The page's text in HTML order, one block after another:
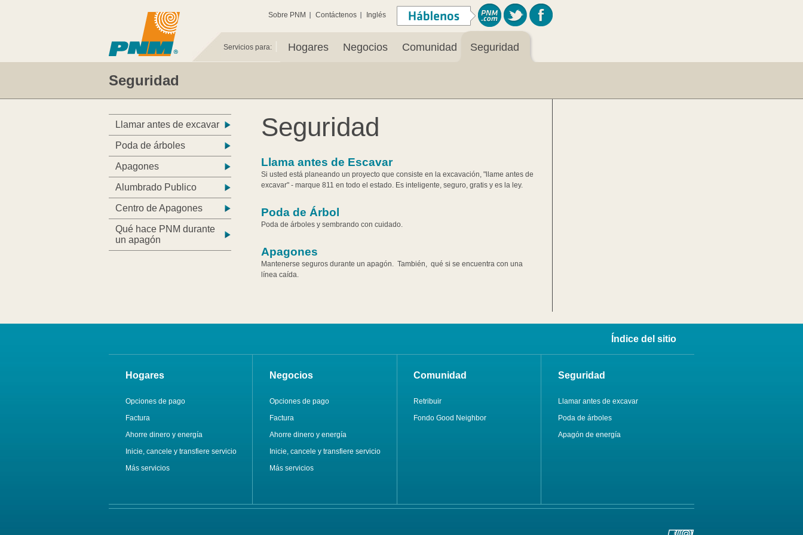
Sobre PNM Contáctenos Inglés
Servicios para: Hogares Negocios Comunidad Seguridad
Seguridad
Llamar antes de excavar
Poda de árboles
Apagones
Alumbrado Publico
Centro de Apagones
Qué hace PNM durante
un apagón
Seguridad
Llama antes de Escavar
Si usted está planeando un proyecto que consiste en la excavación, "llame antes de
excavar" - marque 811 en todo el estado. Es inteligente, seguro, gratis y es la ley.
Poda de Árbol
Poda de árboles y sembrando con cuidado.
Apagones
Mantenerse seguros durante un apagón. También, qué si se encuentra con una
línea caída.
Índice del sitio
Hogares
Opciones de pago
Factura
Ahorre dinero y energía
Inicie, cancele y transfiere servicio
Más servicios
Negocios
Opciones de pago
Factura
Ahorre dinero y energía
Inicie, cancele y transfiere servicio
Más servicios
Comunidad
Retribuir
Fondo Good Neighbor
Seguridad
Llamar antes de excavar
Poda de árboles
Apagón de energía